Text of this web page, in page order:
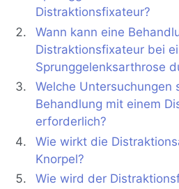
Distraktionsfixateur?
Wann kann eine
Distraktionsfixateur bei
Sprunggelenksarthrose
Welche Untersuchungen
Behandlung mit einem
erforderlich?
Wie wirkt die
Knorpel?
Wie wird der